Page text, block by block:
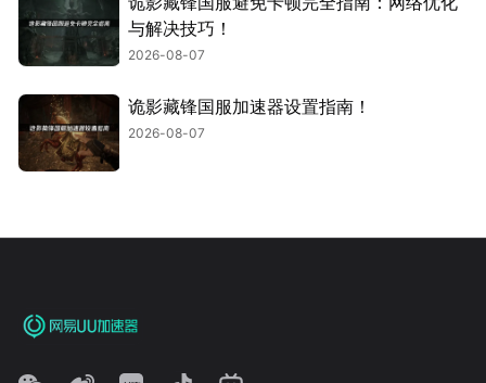
与解决技巧！
2026-08-07
诡影藏锋国服加速器设置指南！
2026-08-07